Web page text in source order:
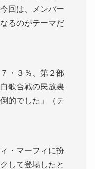
回は、メンバー
るのがテーマだ
・３％、第２部
歌合戦の民放裏
的でした」（テ
・マーフィに扮
して登場したと